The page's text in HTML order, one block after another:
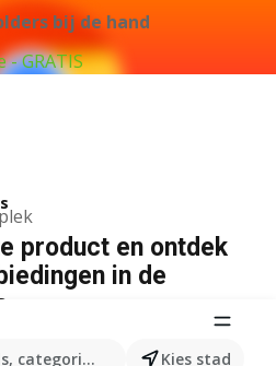
bij de hand
- GRATIS
categorieën, producten...
Kies stad
product en ontdek
in de
A B D E F